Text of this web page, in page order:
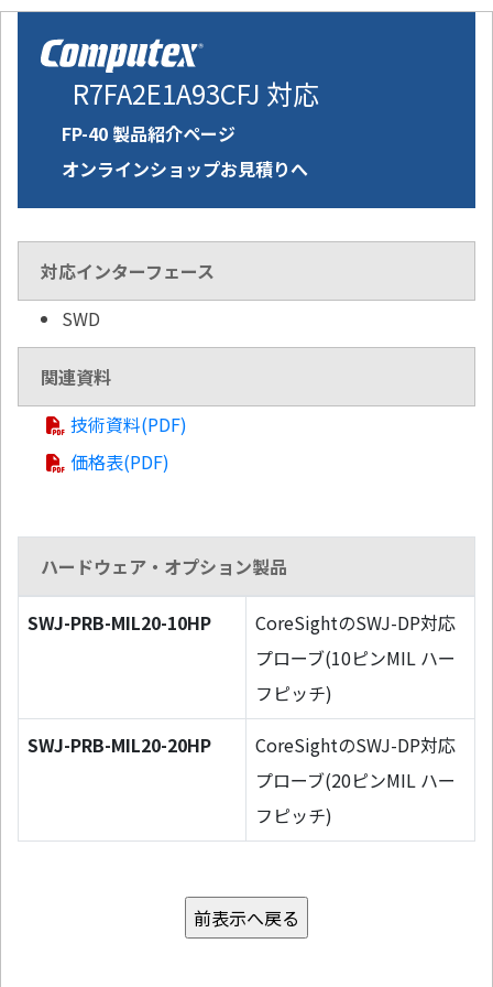
R7FA2E1A93CFJ 対応
FP-40 製品紹介ページ
オンラインショップお見積りへ
対応インターフェース
SWD
関連資料
技術資料(PDF)
価格表(PDF)
ハードウェア・オプション製品
SWJ-PRB-MIL20-10HP
CoreSightのSWJ-DP対応
プローブ(10ピンMIL ハー
フピッチ)
SWJ-PRB-MIL20-20HP
CoreSightのSWJ-DP対応
プローブ(20ピンMIL ハー
フピッチ)